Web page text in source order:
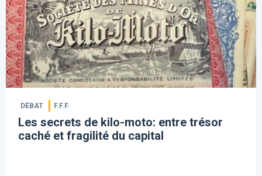
DÉBAT F.F.F.
Les secrets de kilo-moto: entre trésor
caché et fragilité du capital